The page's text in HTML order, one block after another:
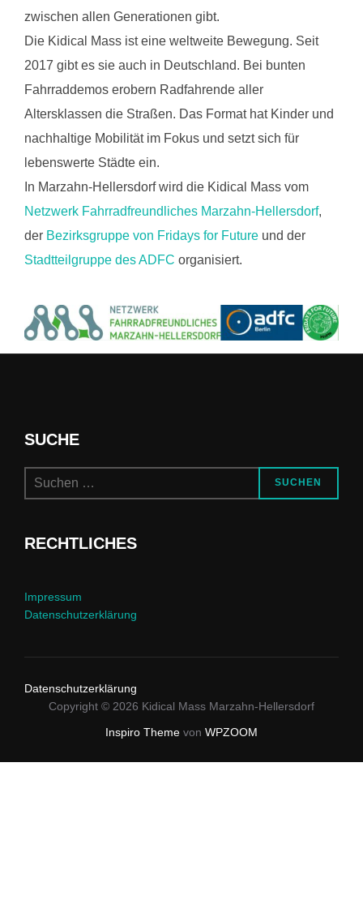
zwischen allen Generationen gibt.
Die Kidical Mass ist eine weltweite Bewegung. Seit
2017 gibt es sie auch in Deutschland. Bei bunten
Fahrraddemos erobern Radfahrende aller
Altersklassen die Straßen. Das Format hat Kinder und
nachhaltige Mobilität im Fokus und setzt sich für
lebenswerte Städte ein.
In Marzahn-Hellersdorf wird die Kidical Mass vom
Netzwerk Fahrradfreundliches Marzahn-Hellersdorf,
der Bezirksgruppe von Fridays for Future und der
Stadtteilgruppe des ADFC organisiert.
SUCHE
Suchen
SUCHEN
RECHTLICHES
Impressum
Datenschutzerklärung
Datenschutzerklärung
Copyright © 2026 Kidical Mass Marzahn-Hellersdorf
Inspiro Theme von WPZOOM